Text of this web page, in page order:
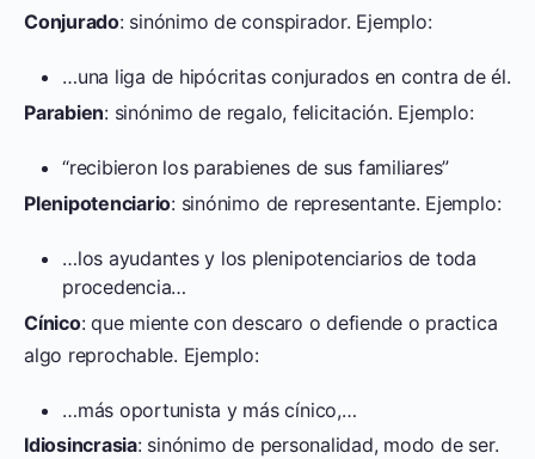
Conjurado: sinónimo de conspirador. Ejemplo:
…una liga de hipócritas conjurados en contra de él.
Parabien: sinónimo de regalo, felicitación. Ejemplo:
“recibieron los parabienes de sus familiares”
Plenipotenciario: sinónimo de representante. Ejemplo:
…los ayudantes y los plenipotenciarios de toda
procedencia…
Cínico: que miente con descaro o defiende o practica
algo reprochable. Ejemplo:
…más oportunista y más cínico,…
Idiosincrasia: sinónimo de personalidad, modo de ser.